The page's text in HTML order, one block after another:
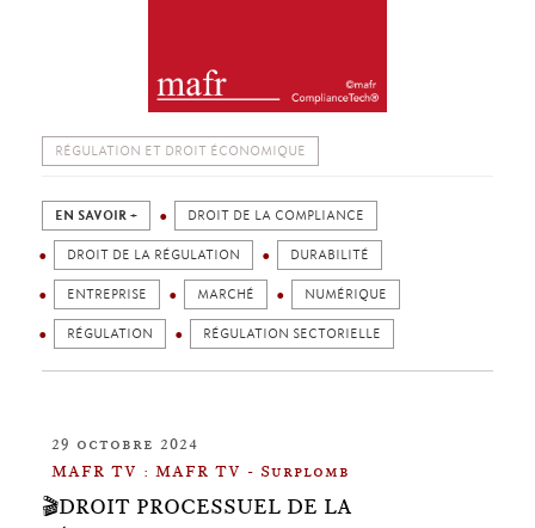
RÉGULATION ET DROIT ÉCONOMIQUE
EN SAVOIR + DROIT DE LA COMPLIANCE
DROIT DE LA RÉGULATION DURABILITÉ
ENTREPRISE MARCHÉ NUMÉRIQUE
RÉGULATION RÉGULATION SECTORIELLE
29 octobre 2024
MAFR TV : MAFR TV - Surplomb
🎬DROIT PROCESSUEL DE LA